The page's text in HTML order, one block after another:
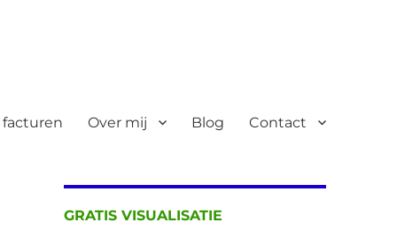
facturen Over mij Blog Contact
GRATIS VISUALISATIE